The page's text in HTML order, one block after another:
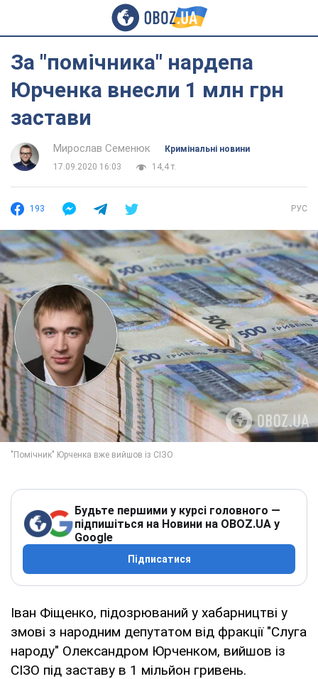
За "помічника" нардепа
Юрченка внесли 1 млн грн
застави
Мирослав Семенюк
Кримінальні новини
17.09.2020 16:03
14,4 т.
193 РУС
Будьте першими у курсі головного —
підпишіться на Новини на OBOZ.UA у
Google
Підписатися
Іван Фіщенко, підозрюваний у хабарництві у
змові з народним депутатом від фракції "Слуга
народу" Олександром Юрченком, вийшов із
СІЗО під заставу в 1 мільйон гривень.